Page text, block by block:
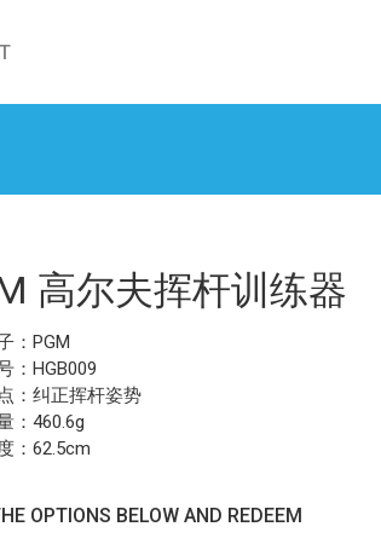
高尔夫挥杆训练器
：PGM
：HGB009
：纠正挥杆姿势
：460.6g
：62.5cm
OPTIONS BELOW AND REDEEM